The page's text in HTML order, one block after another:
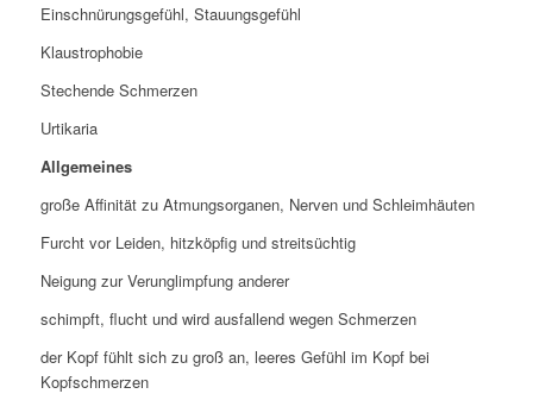
Einschnürungsgefühl, Stauungsgefühl
Klaustrophobie
Stechende Schmerzen
Urtikaria
Allgemeines
große Affinität zu Atmungsorganen, Nerven und Schleimhäuten
Furcht vor Leiden, hitzköpfig und streitsüchtig
Neigung zur Verunglimpfung anderer
schimpft, flucht und wird ausfallend wegen Schmerzen
der Kopf fühlt sich zu groß an, leeres Gefühl im Kopf bei
Kopfschmerzen